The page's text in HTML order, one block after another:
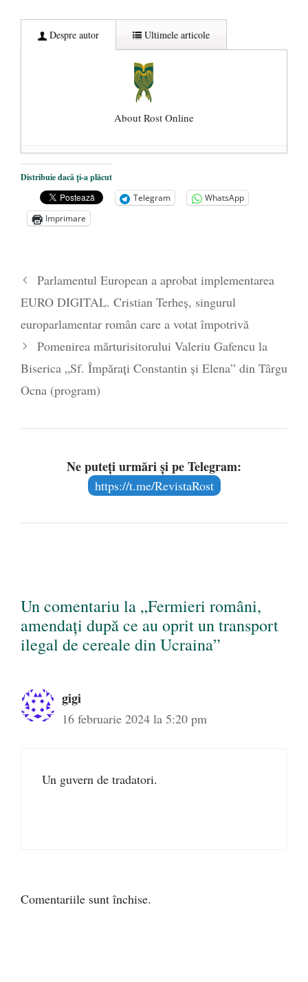
Despre autor Ultimele articole
About Rost Online
Dezvăluiri cutremurătoare despre
președintele Ucrainei, Volodymyr
Zelensky
- 13 mai 2026
Statul care servește Națiunea
poetului Octavian Goga, înlăturat din Iași
- 16 aprilie 2026
Distribuie dacă ți-a plăcut
Telegram
WhatsApp
Imprimare
Parlamentul European a aprobat implementarea
EURO DIGITAL. Cristian Terheș, singurul
europarlamentar român care a votat împotrivă
Pomenirea mărturisitorului Valeriu Gafencu la
Biserica „Sf. Împărați Constantin și Elena” din Târgu
Ocna (program)
Ne puteți urmări și pe Telegram:
https://t.me/RevistaRost
Un comentariu la „Fermieri români,
amendați după ce au oprit un transport
ilegal de cereale din Ucraina”
gigi
16 februarie 2024 la 5:20 pm
Un guvern de tradatori.
Comentariile sunt închise.